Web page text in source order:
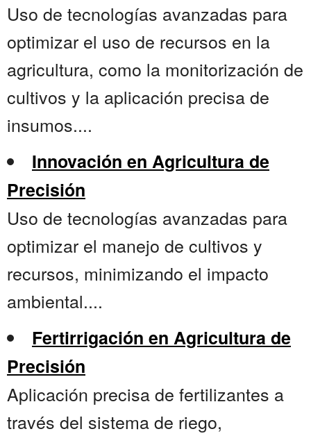
Uso de tecnologías avanzadas para
optimizar el uso de recursos en la
agricultura, como la monitorización de
cultivos y la aplicación precisa de
insumos....
Innovación en Agricultura de
Precisión
Uso de tecnologías avanzadas para
optimizar el manejo de cultivos y
recursos, minimizando el impacto
ambiental....
Fertirrigación en Agricultura de
Precisión
Aplicación precisa de fertilizantes a
través del sistema de riego,